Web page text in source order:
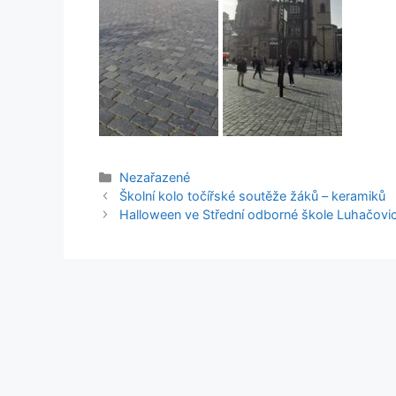
Rubriky
Nezařazené
Školní kolo točířské soutěže žáků – keramiků
Halloween ve Střední odborné škole